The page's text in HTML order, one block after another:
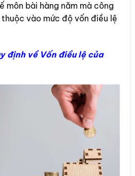
môn bài hàng năm mà công
vào mức độ vốn điều lệ
định về Vốn điều lệ của